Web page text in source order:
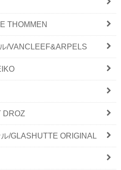
THOMMEN
/VANCLEEF&ARPELS
DROZ
/GLASHUTTE ORIGINAL